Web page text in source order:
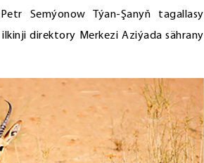
Semýonow Týan-Şanyň tagallasy
direktory Merkezi Aziýada sährany